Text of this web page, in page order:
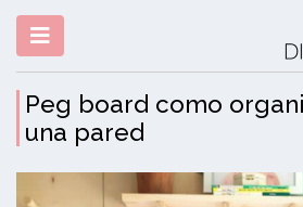
Peg board como
una pared